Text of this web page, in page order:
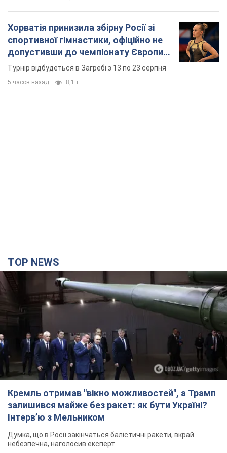
Хорватія принизила збірну Росії зі
спортивної гімнастики, офіційно не
допустивши до чемпіонату Європи
основних спортсменів
Турнір відбудеться в Загребі з 13 по 23 серпня
5 часов назад 8,1 т.
TOP NEWS
Кремль отримав "вікно можливостей", а Трамп
залишився майже без ракет: як бути Україні?
Інтерв’ю з Мельником
Думка, що в Росії закінчаться балістичні ракети, вкрай
небезпечна, наголосив експерт